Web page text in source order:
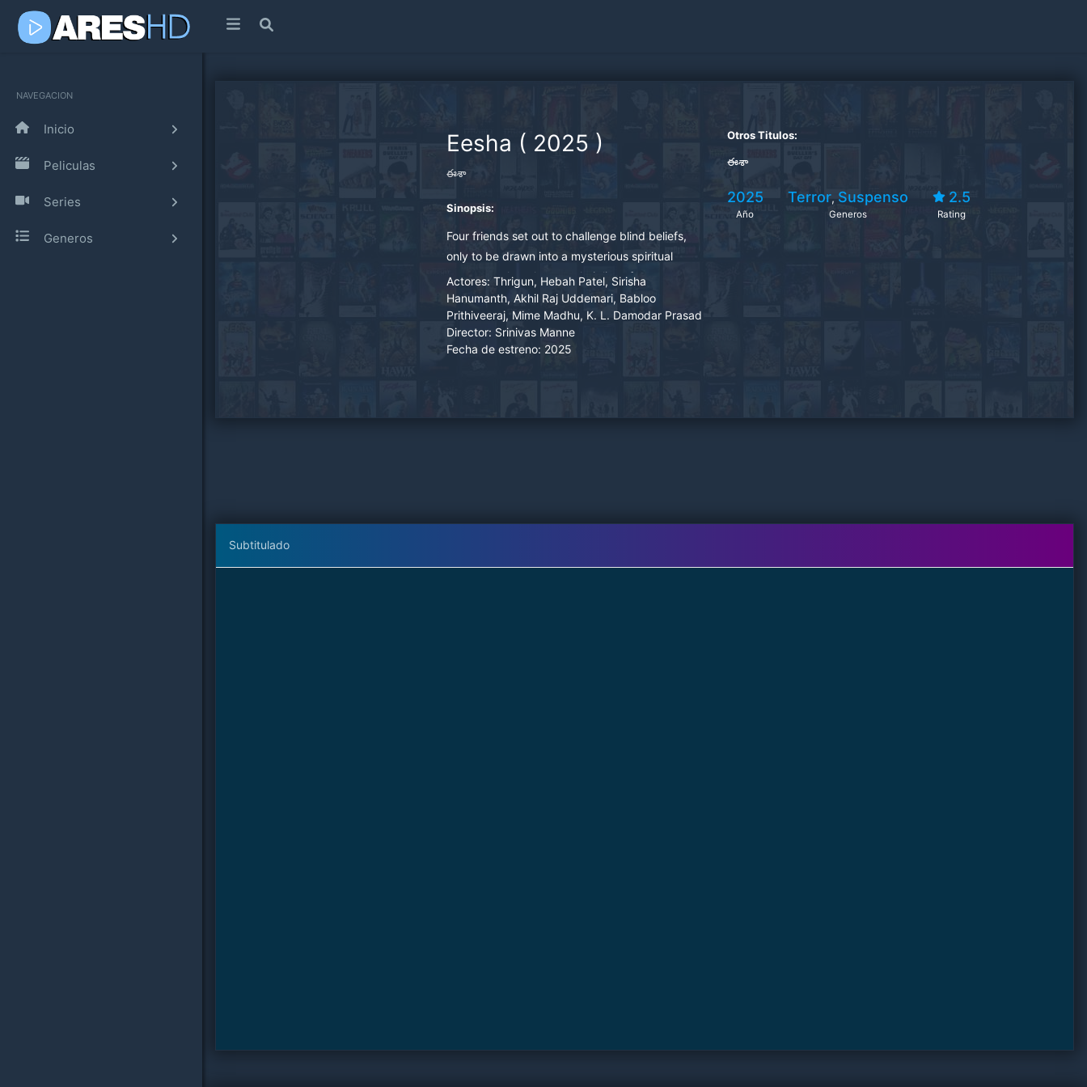
NAVEGACION
Inicio
Peliculas
Series
Generos
Eesha ( 2025 )
ఈశా
Sinopsis:
Four friends set out to challenge blind beliefs,
only to be drawn into a mysterious spiritual
encounter that changes their lives forever.
Actores: Thrigun, Hebah Patel, Sirisha
Hanumanth, Akhil Raj Uddemari, Babloo
Prithiveeraj, Mime Madhu, K. L. Damodar Prasad
Director: Srinivas Manne
Fecha de estreno: 2025
Otros Titulos:
ఈశా
2025
Año
Terror, Suspenso
Generos
2.5
Rating
Subtitulado